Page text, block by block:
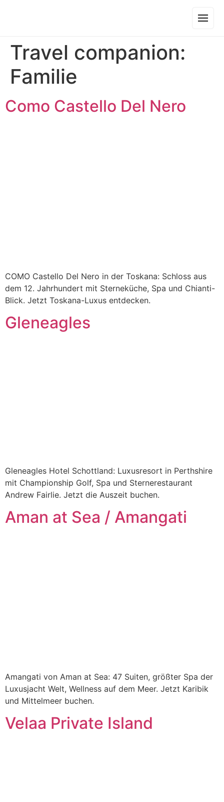
Travel companion:
Familie
Como Castello Del Nero
COMO Castello Del Nero in der Toskana: Schloss aus
dem 12. Jahrhundert mit Sterneküche, Spa und Chianti-
Blick. Jetzt Toskana-Luxus entdecken.
Gleneagles
Gleneagles Hotel Schottland: Luxusresort in Perthshire
mit Championship Golf, Spa und Sternerestaurant
Andrew Fairlie. Jetzt die Auszeit buchen.
Aman at Sea / Amangati
Amangati von Aman at Sea: 47 Suiten, größter Spa der
Luxusjacht Welt, Wellness auf dem Meer. Jetzt Karibik
und Mittelmeer buchen.
Velaa Private Island